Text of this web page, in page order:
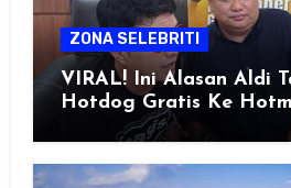
ZONA SELEBRITI
VIRAL! Ini Alasan Aldi
Hotdog Gratis Ke